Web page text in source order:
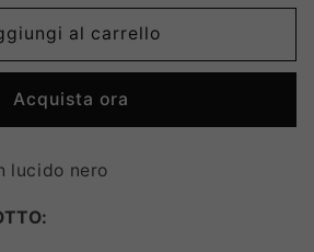
al carrello
Acquista ora
lucido nero